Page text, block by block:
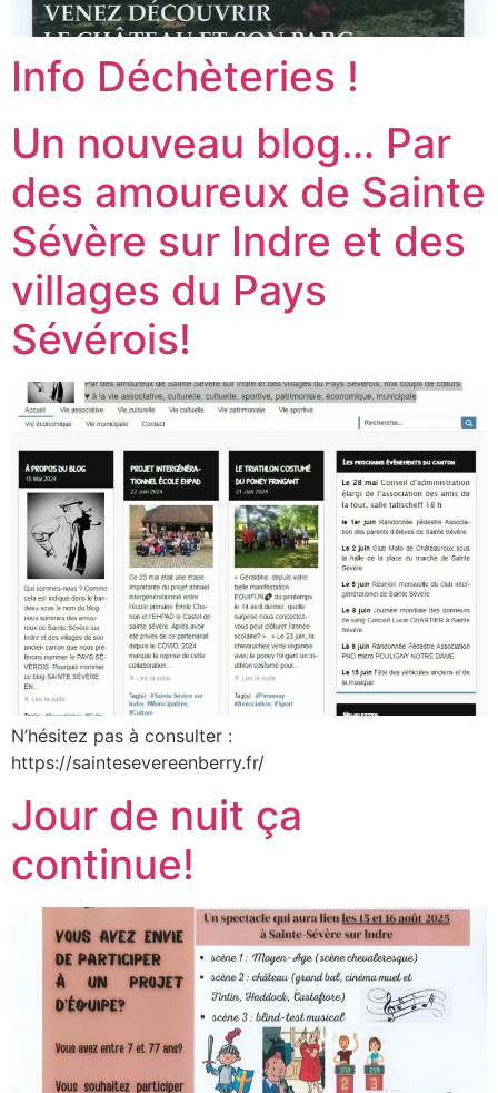
Info Déchèteries !
Un nouveau blog… Par
des amoureux de Sainte
Sévère sur Indre et des
villages du Pays
Sévérois!
N’hésitez pas à consulter :
https://saintesevereenberry.fr/
Jour de nuit ça
continue!